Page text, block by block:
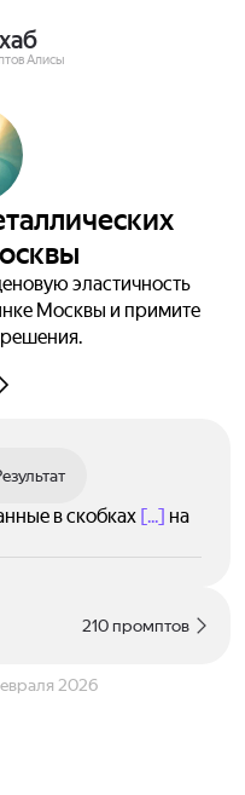
Алисы
эластичность
Москвы и примите
в скобках [...] на
210 промптов
2026